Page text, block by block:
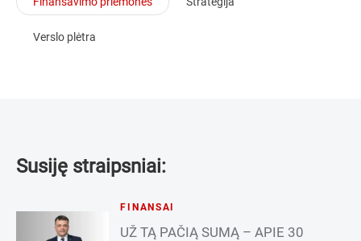
Verslo plėtra
Susiję straipsniai:
FINANSAI
UŽ TĄ PAČIĄ SUMĄ – APIE 30